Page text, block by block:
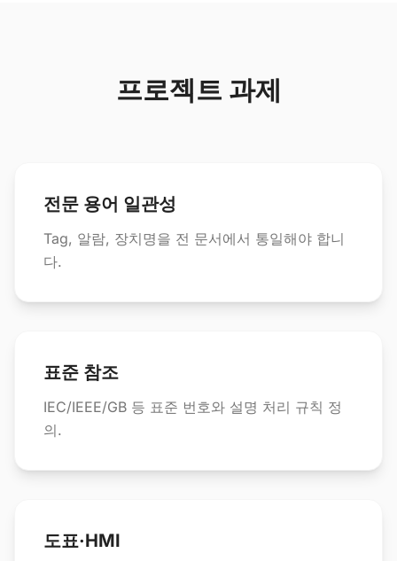
프로젝트 과제
전문 용어 일관성
Tag, 알람, 장치명을 전 문서에서 통일해야 합니
다.
표준 참조
IEC/IEEE/GB 등 표준 번호와 설명 처리 규칙 정
의.
도표·HMI